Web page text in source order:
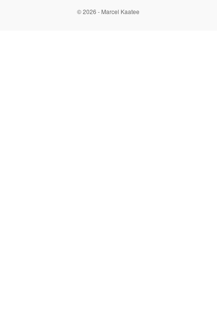
© 2026 - Marcel Kaatee